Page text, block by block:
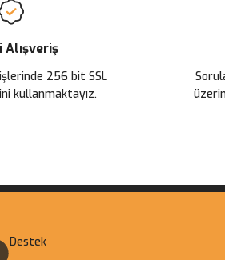
Alışveriş
256 bit SSL
kullanmaktayız.
Destek